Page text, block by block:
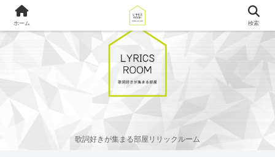
歌詞好きが集まる部屋リリックルーム
ホーム 検索